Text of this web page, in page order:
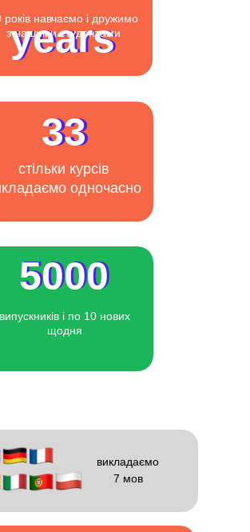
викладаємо
7 мов
33
33
стільки курсів
одночасно
years
years
років навчаємо і дружимо
з нашими студентами
5000
5000
випускників і по 10 нових
щодня